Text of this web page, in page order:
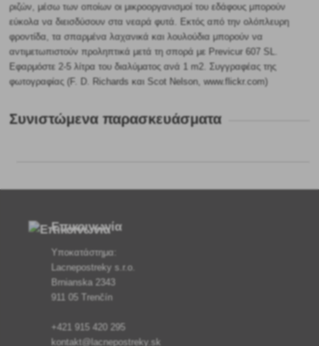
ριζών, μέσω των οποίων οι μικροοργανισμοί του εδάφους μπορούν
εύκολα να διεισδύσουν στα νεαρά φυτά. Εκτός από την ολόπλευρη
φροντίδα, τα σπαρμένα λαχανικά και λουλούδια μπορούν να
αντιμετωπιστούν προληπτικά μετά τη σπορά με Previcur 607 SL.
Εφαρμόστε 2-5 λίτρα του διαλύματος ανά 1 m2.Συγγραφέας της
φωτογραφίας ( F. D. Richards καιScot Nelson, www.flickr.com)
Συνιστώμενα παρασκευάσματα
Επικοινωνία
Υποκατάστημα:
Lacnepostreky s.r.o.
Brnianska 2343
911 05 Trenčín
+421 915 420 295
kontakt@lacnepostreky.sk